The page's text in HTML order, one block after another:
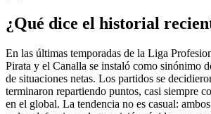
¿Qué dice el historial
En las últimas temporadas de la Liga
Pirata y el Canalla se instaló como sinónimo
de situaciones netas. Los partidos se
terminaron repartiendo puntos, casi siempre
en el global. La tendencia no es casual: